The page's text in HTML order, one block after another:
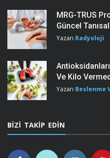
MRG-TRUS
Güncel
Yazarı Radyoloji
Ve Kilo
Yazarı Beslenme
BIZI TAKIP EDIN